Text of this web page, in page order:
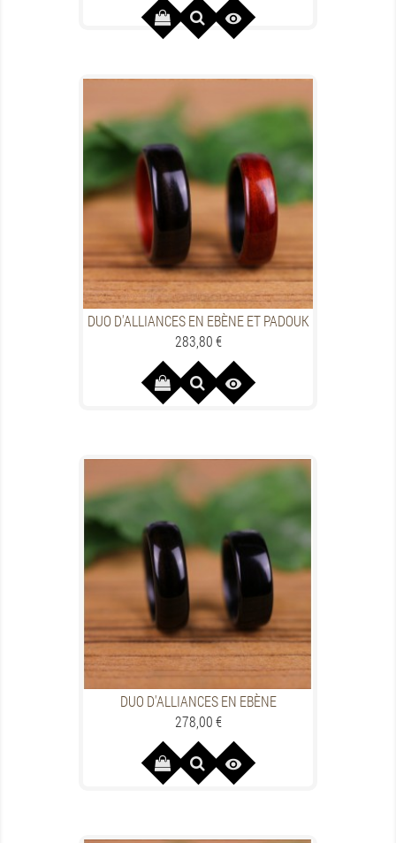

DUO D'ALLIANCES EN EBÈNE ET PADOUK
Preis
283,80 €

DUO D'ALLIANCES EN EBÈNE
Preis
278,00 €
